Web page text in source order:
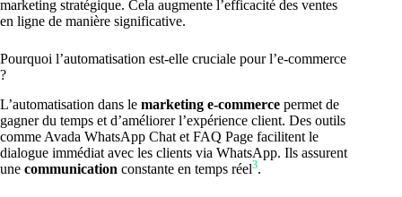
marketing stratégique. Cela augmente l’efficacité des ventes
en ligne de manière significative.
Pourquoi l’automatisation est-elle cruciale pour l’e-commerce
?
L’automatisation dans le marketing e-commerce permet de
gagner du temps et d’améliorer l’expérience client. Des outils
comme Avada WhatsApp Chat et FAQ Page facilitent le
dialogue immédiat avec les clients via WhatsApp. Ils assurent
une communication constante en temps réel3.